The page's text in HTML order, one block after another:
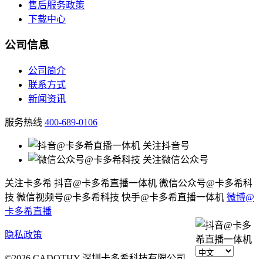
售后服务政策
下载中心
公司信息
公司简介
联系方式
新闻资讯
服务热线 400-689-0106
关注抖音号
关注微信公众号
关注卡多希 抖音@卡多希直播一体机 微信公众号@卡多希科
技 微信视频号@卡多希科技 快手@卡多希直播一体机 微博@
卡多希直播
隐私政策